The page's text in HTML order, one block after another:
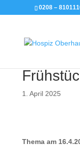
0208 –
1. April 2025
Thema am